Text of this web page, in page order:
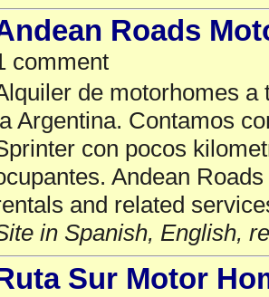
Roads
comment
de motorhomes
Argentina. Contamos
con pocos
Andean
and related
in Spanish, English,
Sur Motor